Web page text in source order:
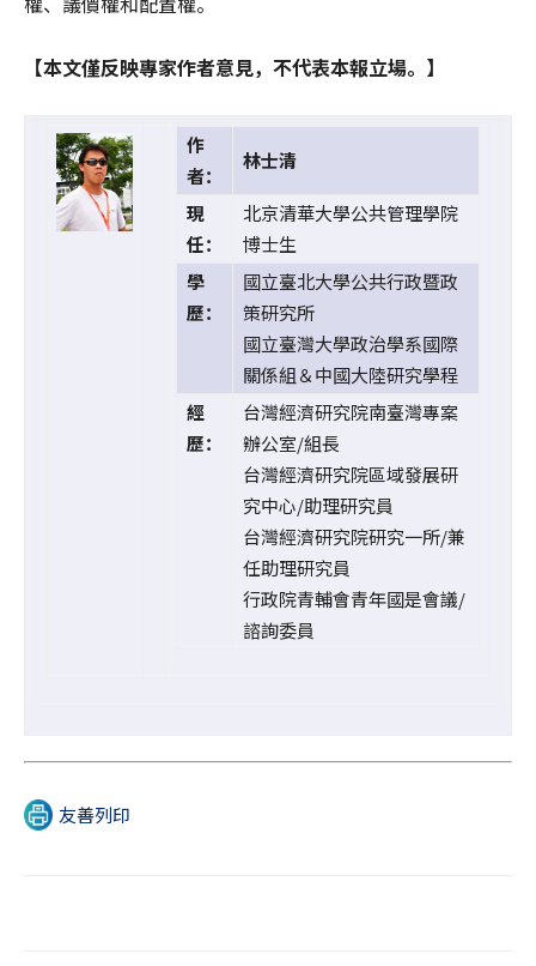
【本文僅反映專家作者意見，不代表本報立場。】
作
者：
林士清
現
任：
北京清華大學公共管理學院
博士生
學
歷：
國立臺北大學公共行政暨政
策研究所
國立臺灣大學政治學系國際
關係組＆中國大陸研究學程
經
歷：
台灣經濟研究院南臺灣專案
辦公室/組長
台灣經濟研究院區域發展研
究中心/助理研究員
台灣經濟研究院研究一所/兼
任助理研究員
行政院青輔會青年國是會議/
諮詢委員
友善列印